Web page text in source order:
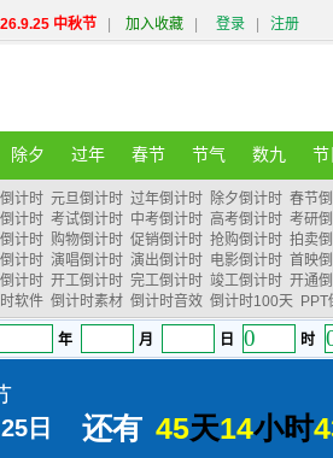
中秋节 加入收藏 登录 注册
除夕 过年 春节 节气 数九 节
计时 元旦倒计时 过年倒计时 除夕倒计时 春节
计时 考试倒计时 中考倒计时 高考倒计时 考研
计时 购物倒计时 促销倒计时 抢购倒计时 拍卖
计时 演唱倒计时 演出倒计时 电影倒计时 首映
计时 开工倒计时 完工倒计时 竣工倒计时 开通
软件 倒计时素材 倒计时音效 倒计时100天 PPT